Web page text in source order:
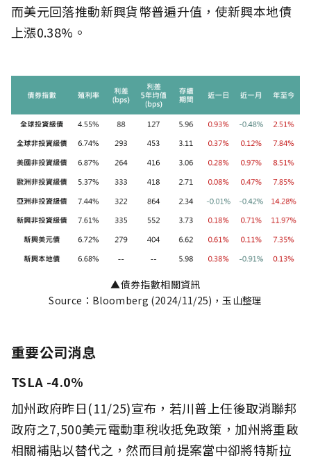
而美元回落推動新興貨幣普遍升值，使新興本地債
上漲0.38%。
▲債券指數相關資訊
Source：Bloomberg (2024/11/25)，玉山整理
重要公司消息
TSLA -4.0%
加州政府昨日(11/25)宣布，若川普上任後取消聯邦
政府之7,500美元電動車稅收抵免政策，加州將重啟
相關補貼以替代之，然而目前提案當中卻將特斯拉